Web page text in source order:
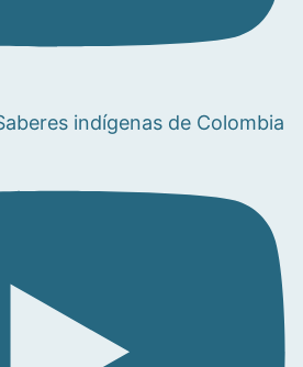
Saberes indígenas de Colombia